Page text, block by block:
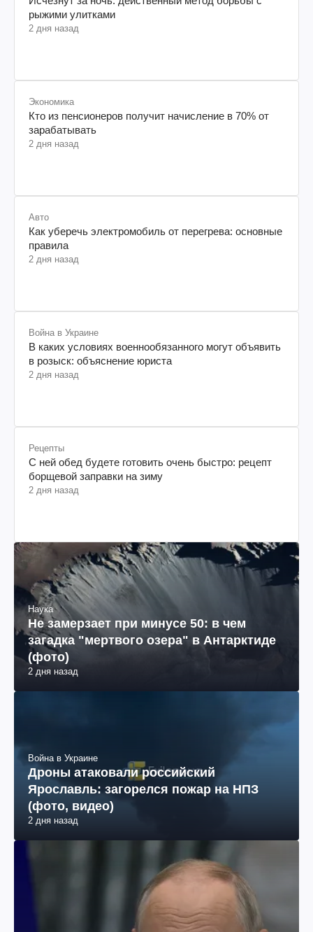
рыжими улитками
2 дня назад
Экономика
Кто из пенсионеров получит начисление в 70% от
зарабатывать
2 дня назад
Авто
Как уберечь электромобиль от перегрева: основные
правила
2 дня назад
Война в Украине
В каких условиях военнообязанного могут объявить
в розыск: объяснение юриста
2 дня назад
Рецепты
С ней обед будете готовить очень быстро: рецепт
борщевой заправки на зиму
2 дня назад
Наука
Не замерзает при минусе 50: в чем
загадка "мертвого озера" в Антарктиде
(фото)
2 дня назад
Война в Украине
Дроны атаковали российский
Ярославль: загорелся пожар на НПЗ
(фото, видео)
2 дня назад